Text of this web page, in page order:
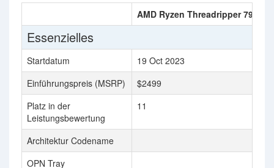
AMD Ryzen Threadripper 7970X
Essenzielles
Startdatum
19 Oct 2023
Einführungspreis (MSRP)
$2499
Platz in der
Leistungsbewertung
11
Architektur Codename
OPN Tray